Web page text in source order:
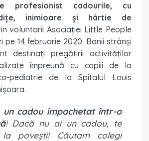
profesionist cadourile, cu
inimioare și hârtie de
voluntarii Asociației Little People
pe 14 februarie 2020. Banii strânși
destinați pregătirii activităților
împreună cu copiii de la
pediatrie de la Spitalul Louis
un cadou împachetat într-o
! Dacă nu ai un cadou, te
povești! Căutam colegi